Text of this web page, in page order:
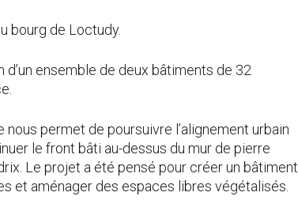
bourg de Loctudy.
ensemble de deux bâtiments de 32
nous permet de poursuivre l’alignement urbain
le front bâti au-dessus du mur de pierre
Le projet a été pensé pour créer un bâtiment
et aménager des espaces libres végétalisés.